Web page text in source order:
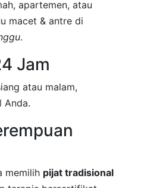
apartemen, atau
macet & antre di
.
Jam
atau malam,
Anda.
memilih pijat tradisional